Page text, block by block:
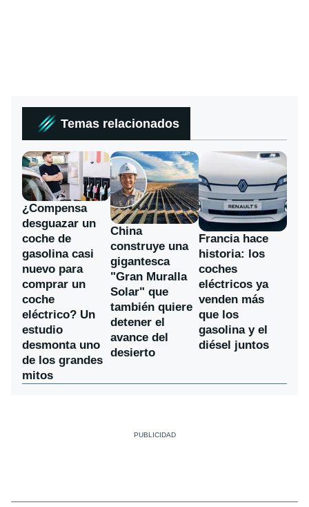
Temas relacionados
¿Compensa
desguazar un
coche de
gasolina casi
nuevo para
comprar un
coche
eléctrico? Un
estudio
desmonta uno
de los grandes
mitos
China
construye una
gigantesca
"Gran Muralla
Solar" que
también quiere
detener el
avance del
desierto
Francia hace
historia: los
coches
eléctricos ya
venden más
que los
gasolina y el
diésel juntos